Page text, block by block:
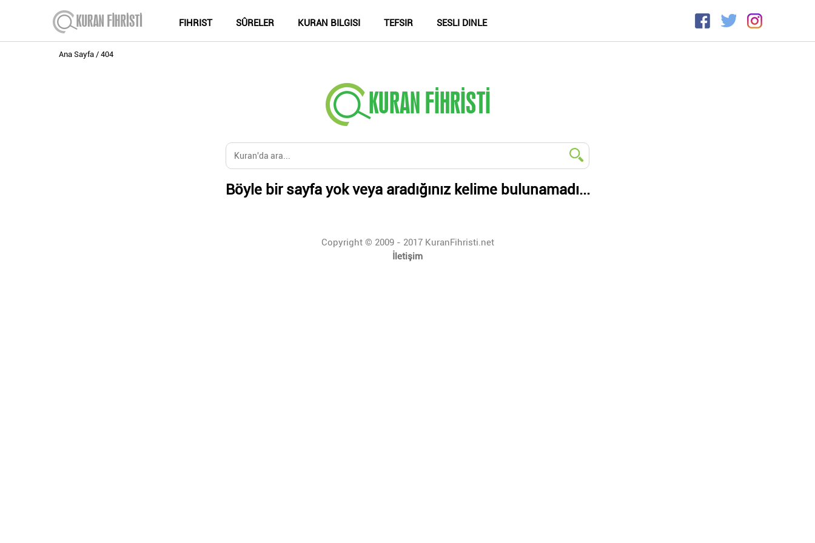
FIHRIST SÛRELER KURAN BILGISI TEFSIR SESLI DINLE
Ana Sayfa 404
Böyle bir sayfa yok veya aradığınız kelime bulunamadı...
Copyright © 2009 - 2017 KuranFihristi.net
İletişim